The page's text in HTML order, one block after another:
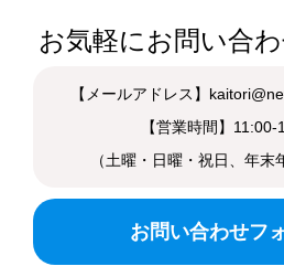
お気軽にお問い合
【メールアドレス】
【営業時間】11:00-
（土曜・日曜・祝日、年末
お問い合わせフ